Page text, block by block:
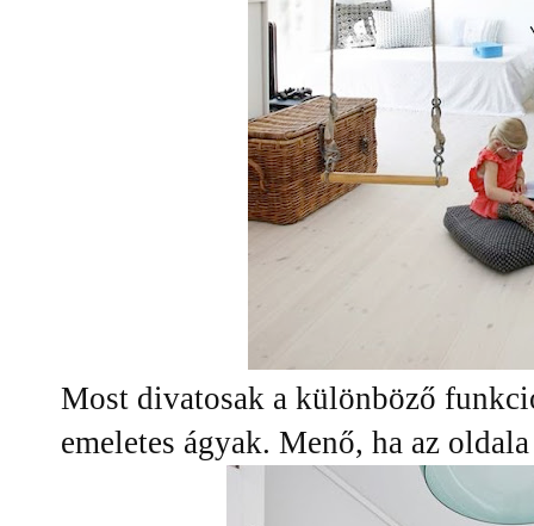
Most divatosak a különböző
emeletes ágyak. Menő, ha az